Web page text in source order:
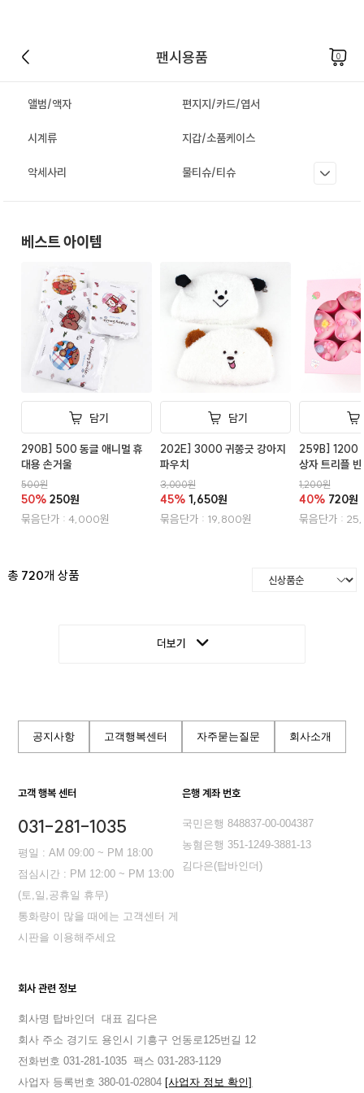
팬시용품 0
앨범/액자 편지지/카드/엽서
시계류 지갑/소품케이스
악세사리 물티슈/티슈
베스트 아이템
담기
290B] 500 동글 애니멀 휴
대용 손거울
500원
50% 250원
묶음단가 : 4,000원
담기
202E] 3000 귀쫑긋 강아지
파우치
3,000원
45% 1,650원
묶음단가 : 19,800원
259B] 1200
상자 트리플
1,200원
40% 720원
묶음단가 :
총 720개 상품
더보기
공지사항 고객행복센터 자주묻는질문 회사소개
고객 행복 센터
031-281-1035
평일 : AM 09:00 ~ PM 18:00
점심시간 : PM 12:00 ~ PM 13:00
(토,일,공휴일 휴무)
통화량이 많을 때에는 고객센터 게
시판을 이용해주세요
은행 계좌 번호
국민은행 848837-00-004387
농혐은행 351-1249-3881-13
김다은(탑바인더)
회사 관련 정보
회사명 탑바인더
대표 김다은
회사 주소 경기도 용인시 기흥구 언동로125번길 12
전화번호 031-281-1035 팩스 031-283-1129
사업자 등록번호 380-01-02804 [사업자 정보 확인]